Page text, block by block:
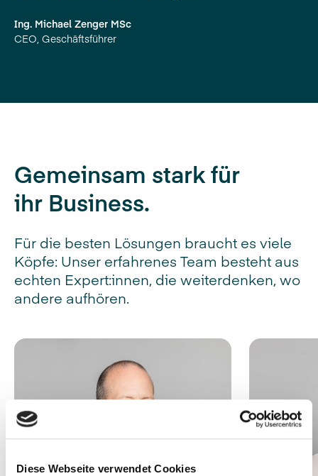
Diese Webseite verwendet Cookies
Ing. Michael Zenger MSc
CEO, Geschäftsführer
Gemeinsam stark für
ihr Business.
Für die besten Lösungen braucht es viele
Köpfe: Unser erfahrenes Team besteht aus
echten Expert:innen, die weiterdenken, wo
andere aufhören.